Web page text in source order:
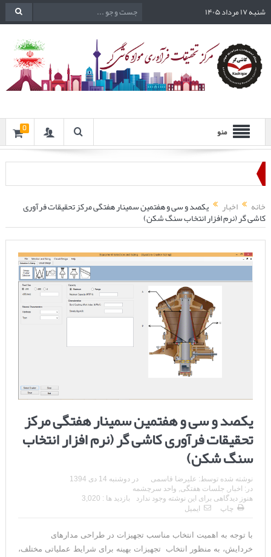
شنبه ۱۷ مرداد ۱۴۰۵
منو 0
خانه اخبار یکصد و سی و هفتمین سمینار هفتگی مرکز تحقیقات فرآوری
کاشی گر (نرم افزار انتخاب سنگ شکن)
یکصد و سی و هفتمین سمینار هفتگی مرکز
تحقیقات فرآوری کاشی گر (نرم افزار انتخاب
سنگ شکن)
نوشته شده توسط: علیرضا قاسمی در دوشنبه 14 دی 1394
در: اخبار جلسات هفتگی واحد سرچشمه
هنوز دیدگاهی برای این نوشته وجود ندارد
بازدید ها : 3,020
چاپ
ایمیل
با توجه به اهمیت انتخاب مناسب تجهیزات در طراحی مدارهای
خردایش، به منظور انتخاب تجهیزات بهینه برای شرایط عملیاتی مختلف،